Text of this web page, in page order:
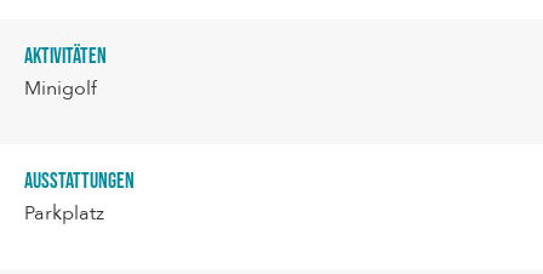
Aktivitäten
Minigolf
Ausstattungen
Parkplatz